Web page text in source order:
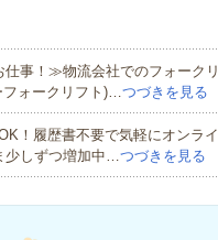
事！≫物流会社でのフォーク
フォークリフト)…つづきを見る
！履歴書不要で気軽にオンラ
少しずつ増加中…つづきを見る